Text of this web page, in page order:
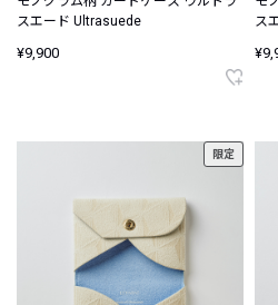
スエード Ultrasuede
¥9,900
ス
限定